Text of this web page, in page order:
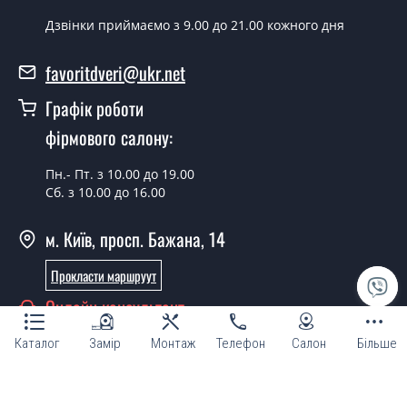
Каталог Замір Монтаж Телефон Салон Більше
Так, ми маємо великий асортимент готових вхідних
дверей.
Яка вартість найдешевших вхідних
дверей?
Потрібні двері вхідні економ класу,
що порадите?
Кожна наша порада індивідуальна, у тому числі і з
приводу вхідних дверей економ класу. Спробуйте
звернутися до наших менеджерів будь-яким зручним
Дзвінки приймаємо з 9.00 до 21.00 кожного дня
favoritdveri@ukr.net
Графік роботи
фірмового салону:
Пн.- Пт. з 10.00 до 19.00
Сб. з 10.00 до 16.00
м. Київ, просп. Бажана, 14
Прокласти маршруут
Онлайн консультант